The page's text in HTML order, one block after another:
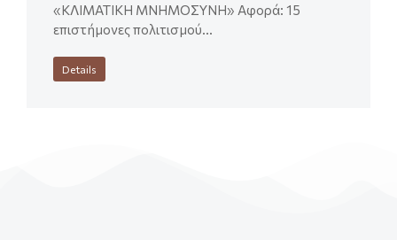
«ΚΛΙΜΑΤΙΚΗ ΜΝΗΜΟΣΥΝΗ» Αφορά: 15
επιστήμονες πολιτισμού…
Details